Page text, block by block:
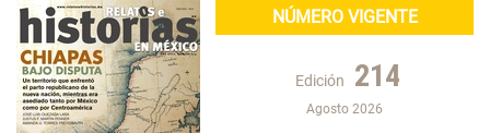
NÚMERO VIGENTE
Edición 214
Agosto 2026